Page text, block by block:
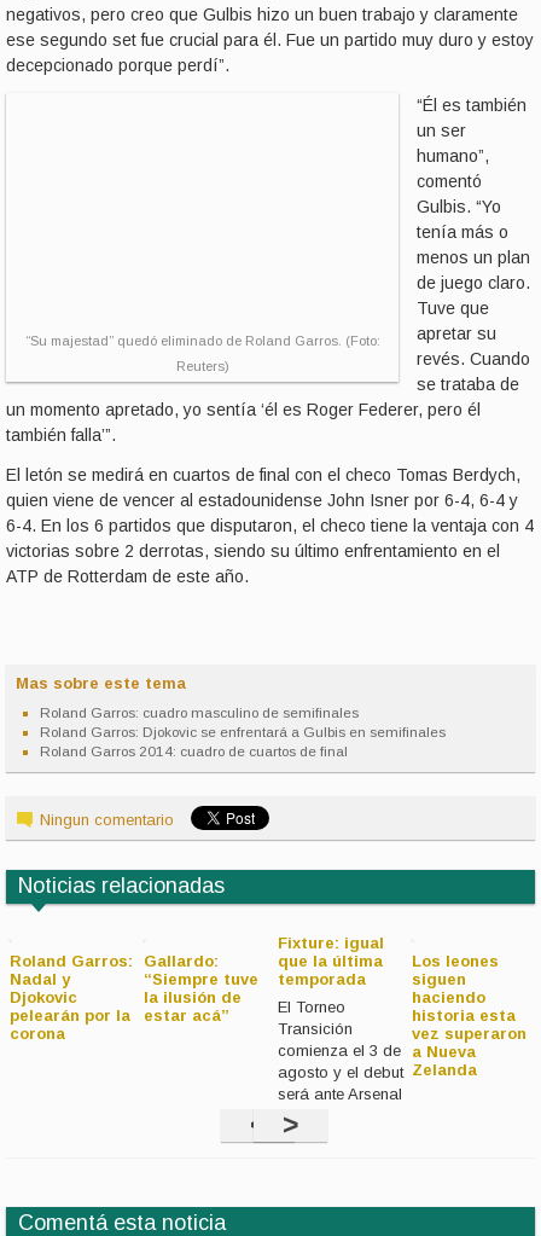
negativos, pero creo que Gulbis hizo un buen trabajo y claramente
ese segundo set fue crucial para él. Fue un partido muy duro y estoy
decepcionado porque perdí”.
“Su majestad” quedó eliminado de Roland Garros. (Foto:
Reuters)
“Él es también
un ser
humano”,
comentó
Gulbis. “Yo
tenía más o
menos un plan
de juego claro.
Tuve que
apretar su
revés. Cuando
se trataba de
un momento apretado, yo sentía ‘él es Roger Federer, pero él
también falla’”.
El letón se medirá en cuartos de final con el checo Tomas Berdych,
quien viene de vencer al estadounidense John Isner por 6-4, 6-4 y
6-4. En los 6 partidos que disputaron, el checo tiene la ventaja con 4
victorias sobre 2 derrotas, siendo su último enfrentamiento en el
ATP de Rotterdam de este año.
Mas sobre este tema
Roland Garros: cuadro masculino de semifinales
Roland Garros: Djokovic se enfrentará a Gulbis en semifinales
Roland Garros 2014: cuadro de cuartos de final
Ningun comentario
Noticias relacionadas
Roland Garros:
Nadal y
Djokovic
pelearán por la
corona
Gallardo:
“Siempre tuve
la ilusión de
estar acá”
Fixture: igual
que la última
temporada
El Torneo
Transición
comienza el 3 de
agosto y el debut
será ante Arsenal
Los leones
siguen
haciendo
historia esta
vez superaron
a Nueva
Zelanda
< >
Comentá esta noticia